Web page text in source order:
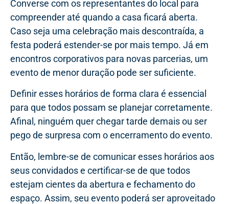
Converse com os representantes do local para
compreender até quando a casa ficará aberta.
Caso seja uma celebração mais descontraída, a
festa poderá estender-se por mais tempo. Já em
encontros corporativos para novas parcerias, um
evento de menor duração pode ser suficiente.
Definir esses horários de forma clara é essencial
para que todos possam se planejar corretamente.
Afinal, ninguém quer chegar tarde demais ou ser
pego de surpresa com o encerramento do evento.
Então, lembre-se de comunicar esses horários aos
seus convidados e certificar-se de que todos
estejam cientes da abertura e fechamento do
espaço. Assim, seu evento poderá ser aproveitado